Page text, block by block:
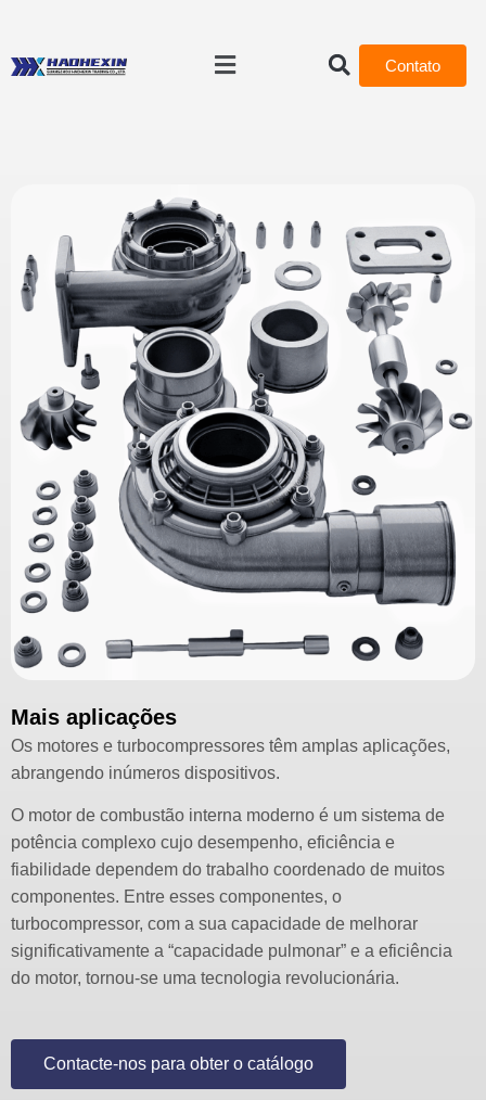
Contato
Mais aplicações
Os motores e turbocompressores têm amplas aplicações,
abrangendo inúmeros dispositivos.
O motor de combustão interna moderno é um sistema de
potência complexo cujo desempenho, eficiência e
fiabilidade dependem do trabalho coordenado de muitos
componentes. Entre esses componentes, o
turbocompressor, com a sua capacidade de melhorar
significativamente a “capacidade pulmonar” e a eficiência
do motor, tornou-se uma tecnologia revolucionária.
Contacte-nos para obter o catálogo